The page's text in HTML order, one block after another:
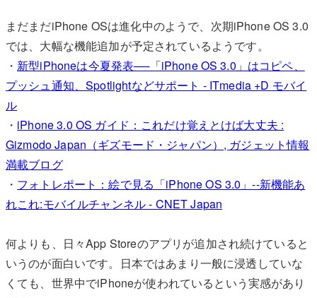
まだまだiPhone OSは進化中のようで、次期iPhone OS 3.0
では、大幅な機能追加が予定されているようです。
・ 新型iPhoneは今夏発表──「iPhone OS 3.0」はコピペ、
プッシュ通知、Spotlightなどサポート - ITmedia +D モバイ
ル
・ iPhone 3.0 OS ガイド：これだけ覚えとけば大丈夫 :
Gizmodo Japan（ギズモード・ジャパン）, ガジェット情報
満載ブログ
・ フォトレポート：絵で見る「iPhone OS 3.0」--新機能あ
れこれ:モバイルチャンネル - CNET Japan
何よりも、日々App Storeのアプリが追加され続けていると
いうのが面白いです。日本ではあまり一般に浸透していな
くても、世界中でiPhoneが使われているという実感があり